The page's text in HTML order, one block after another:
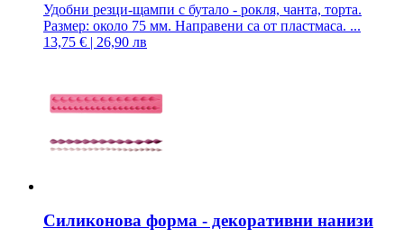
Удобни резци-щампи с бутало - рокля, чанта, торта.
Размер: около 75 мм. Направени са от пластмаса. ...
13,75 € | 26,90 лв
Силиконова форма - декоративни нанизи